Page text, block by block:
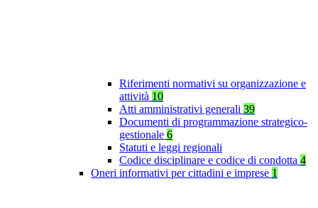
Riferimenti normativi su organizzazione e
attività 10
Atti amministrativi generali 39
Documenti di programmazione strategico-
gestionale 6
Statuti e leggi regionali
Codice disciplinare e codice di condotta 4
Oneri informativi per cittadini e imprese 1